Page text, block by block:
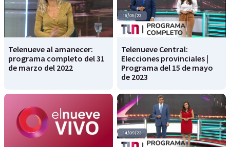
Telenueve al amanecer:
programa completo del 31
de marzo del 2022
Telenueve Central:
Elecciones provinciales |
Programa del 15 de mayo
de 2023